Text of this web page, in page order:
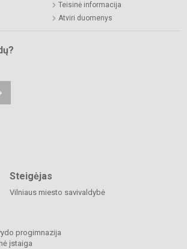
Teisinė informacija
Atviri duomenys
Steigėjas
Vilniaus miesto savivaldybė
progimnazija
įstaiga